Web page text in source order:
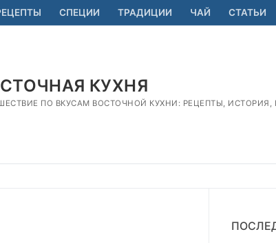
СПЕЦИИ ТРАДИЦИИ ЧАЙ СТАТЬИ
КУХНЯ
ПО ВКУСАМ ВОСТОЧНОЙ КУХНИ: РЕЦЕПТЫ, ИСТОРИЯ,